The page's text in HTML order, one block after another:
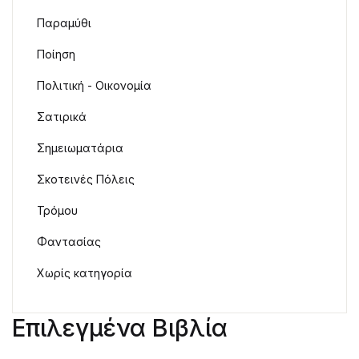
Επιλεγμένα Βιβλία
Παραμύθι
Ποίηση
Πολιτική - Οικονομία
Σατιρικά
Σημειωματάρια
Σκοτεινές Πόλεις
Τρόμου
Φαντασίας
Χωρίς κατηγορία